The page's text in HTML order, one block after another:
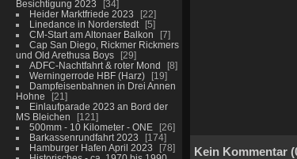
Besichtigung 2023
34
Heider Marktfriede 2023
22
Linedance in Norderstedt
5
CM-Start am Altonaer Balkon
7
Cap San Diego, Rickmer Rickmers
und Old Arethusa Boys
29
ADFC-Nachtfahrt & roter Mond
8
Werningerrode HBF (Harz)
19
Dampfeisenbahnen in Drei Annen
Hohne
21
Einlaufparade 2023 an Bord der
MS Bleichen
121
500mm - 10 Kilometer - ONE
26
Barkassenrundfahrt 2023
174
Hamburger Hafen April 2023
78
Kein Kommentar